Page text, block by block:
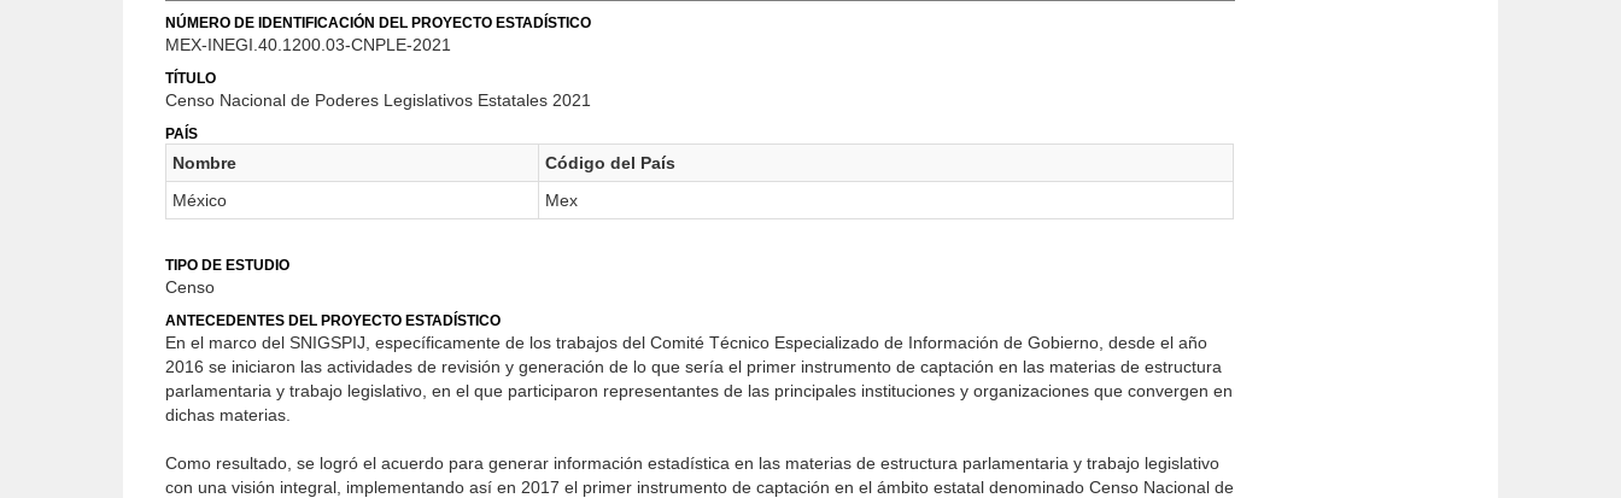
NÚMERO DE IDENTIFICACIÓN DEL PROYECTO ESTADÍSTICO
MEX-INEGI.40.1200.03-CNPLE-2021
TÍTULO
Censo Nacional de Poderes Legislativos Estatales 2021
PAÍS
Nombre
Código del País
México
Mex
TIPO DE ESTUDIO
Censo
ANTECEDENTES DEL PROYECTO ESTADÍSTICO
En el marco del SNIGSPIJ, específicamente de los trabajos del Comité Técnico Especializado de Información de Gobierno, desde el año
2016 se iniciaron las actividades de revisión y generación de lo que sería el primer instrumento de captación en las materias de estructura
parlamentaria y trabajo legislativo, en el que participaron representantes de las principales instituciones y organizaciones que convergen en
dichas materias.
Como resultado, se logró el acuerdo para generar información estadística en las materias de estructura parlamentaria y trabajo legislativo
con una visión integral, implementando así en 2017 el primer instrumento de captación en el ámbito estatal denominado Censo Nacional de